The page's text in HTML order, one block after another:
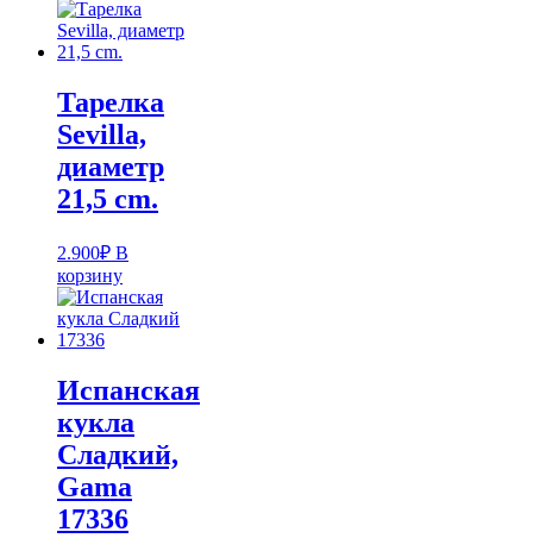
Тарелка
Sevilla,
диаметр
21,5 cm.
2.900₽ В
корзину
Испанская
кукла
Cладкий,
Gama
17336